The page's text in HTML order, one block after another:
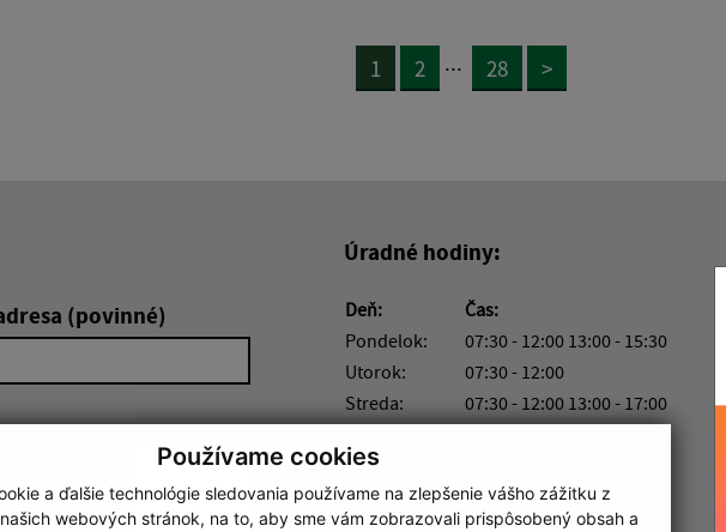
Používame cookies
a ďalšie technológie sledovania používame na zlepšenie vášho zážitku z
webových stránok, na to, aby sme vám zobrazovali prispôsobený obsah a
1 2 ... 28 >
(povinné)
Úradné hodiny:
Deň:
Čas:
Pondelok:
07:30 - 12:00 13:00 - 15:30
Utorok:
07:30 - 12:00
Streda:
07:30 - 12:00 13:00 - 17:00
Piatok: